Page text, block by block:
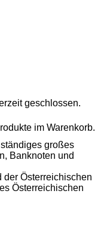
im Warenkorb.
geschlossen.
großes
Banknoten und
der Österreichischen
Österreichischen